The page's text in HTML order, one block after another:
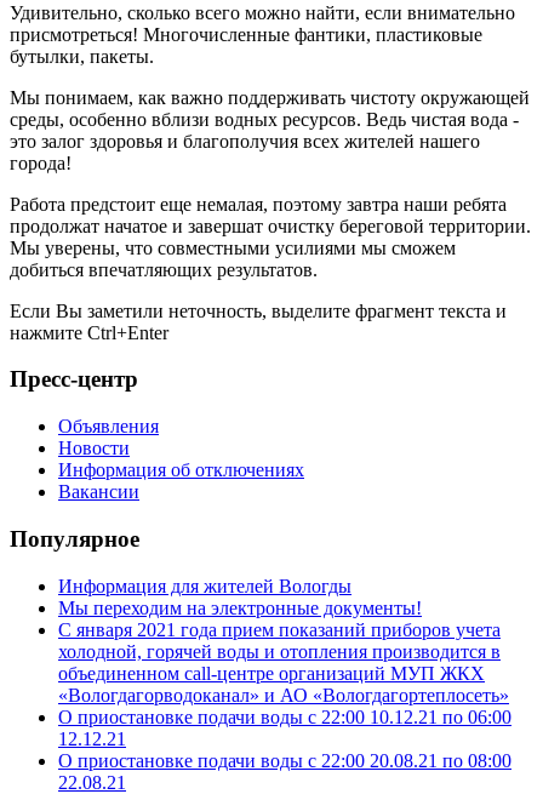
Удивительно, сколько всего можно найти, если внимательно
присмотреться! Многочисленные фантики, пластиковые
бутылки, пакеты.
Мы понимаем, как важно поддерживать чистоту окружающей
среды, особенно вблизи водных ресурсов. Ведь чистая вода -
это залог здоровья и благополучия всех жителей нашего
города!
Работа предстоит еще немалая, поэтому завтра наши ребята
продолжат начатое и завершат очистку береговой территории.
Мы уверены, что совместными усилиями мы сможем
добиться впечатляющих результатов.
Если Вы заметили неточность, выделите фрагмент текста и
нажмите Ctrl+Enter
Пресс-центр
Объявления
Новости
Информация об отключениях
Вакансии
Популярное
Информация для жителей Вологды
Мы переходим на электронные документы!
С января 2021 года прием показаний приборов учета
холодной, горячей воды и отопления производится в
объединенном call-центре организаций МУП ЖКХ
«Вологдагорводоканал» и АО «Вологдагортеплосеть»
О приостановке подачи воды с 22:00 10.12.21 по 06:00
12.12.21
О приостановке подачи воды с 22:00 20.08.21 по 08:00
22.08.21